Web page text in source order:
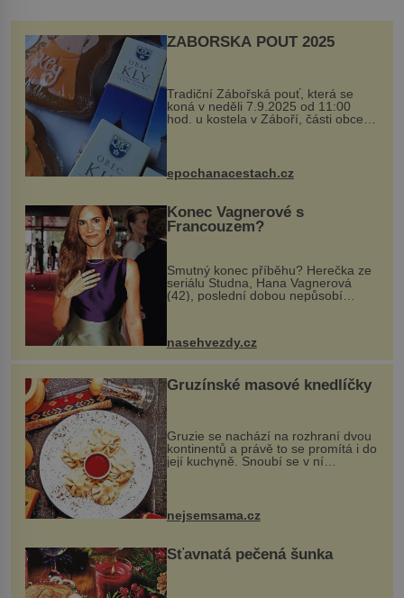
ZÁBOŘSKÁ POUŤ 2025
Tradiční Zábořská pouť, která se
koná v neděli 7.9.2025 od 11:00
hod. u kostela v Záboří, části obce
Kly u Mělníka. V programu naleznete
komentovanou prohlídku kostela,
epochanacestach.cz
Konec Vagnerové s
Francouzem?
Smutný konec příběhu? Herečka ze
seriálu Studna, Hana Vagnerová
(42), poslední dobou nepůsobí
nasehvezdy.cz
Gruzínské masové knedlíčky
Gruzie se nachází na rozhraní dvou
kontinentů a právě to se promítá i do
její kuchyně. Snoubí se v ní
evropské a asijské chutě a díky tomu
vznikají rozmanité a chuťově bohaté
pokrmy, které rozhodně st...
nejsemsama.cz
Šťavnatá pečená šunka